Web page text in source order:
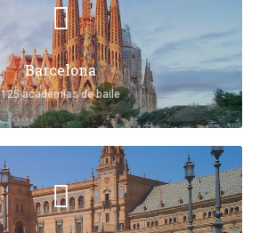
Barcelona
125 academias de baile